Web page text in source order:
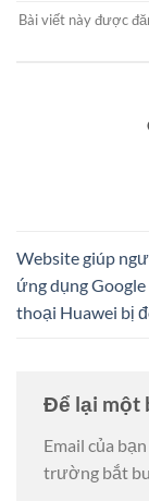
Bài viết này được
Website giúp
ứng dụng
thoại Huawei bị
Để lại một
Email của
trường bắt